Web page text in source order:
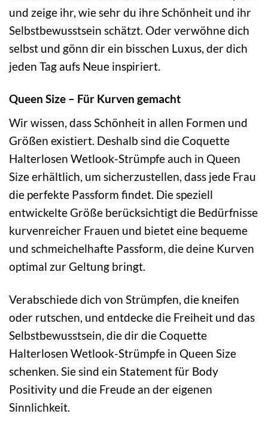
und zeige ihr, wie sehr du ihre Schönheit und ihr
Selbstbewusstsein schätzt. Oder verwöhne dich
selbst und gönn dir ein bisschen Luxus, der dich
jeden Tag aufs Neue inspiriert.
Queen Size – Für Kurven gemacht
Wir wissen, dass Schönheit in allen Formen und
Größen existiert. Deshalb sind die Coquette
Halterlosen Wetlook-Strümpfe auch in Queen
Size erhältlich, um sicherzustellen, dass jede Frau
die perfekte Passform findet. Die speziell
entwickelte Größe berücksichtigt die Bedürfnisse
kurvenreicher Frauen und bietet eine bequeme
und schmeichelhafte Passform, die deine Kurven
optimal zur Geltung bringt.
Verabschiede dich von Strümpfen, die kneifen
oder rutschen, und entdecke die Freiheit und das
Selbstbewusstsein, die dir die Coquette
Halterlosen Wetlook-Strümpfe in Queen Size
schenken. Sie sind ein Statement für Body
Positivity und die Freude an der eigenen
Sinnlichkeit.